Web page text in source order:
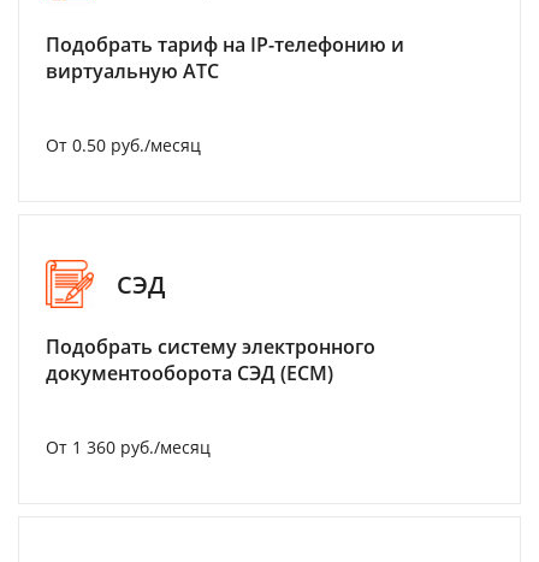
Подобрать тариф на IP-телефонию и
виртуальную АТС
От 0.50 руб./месяц
СЭД
Подобрать систему электронного
документооборота СЭД (ECM)
От 1 360 руб./месяц